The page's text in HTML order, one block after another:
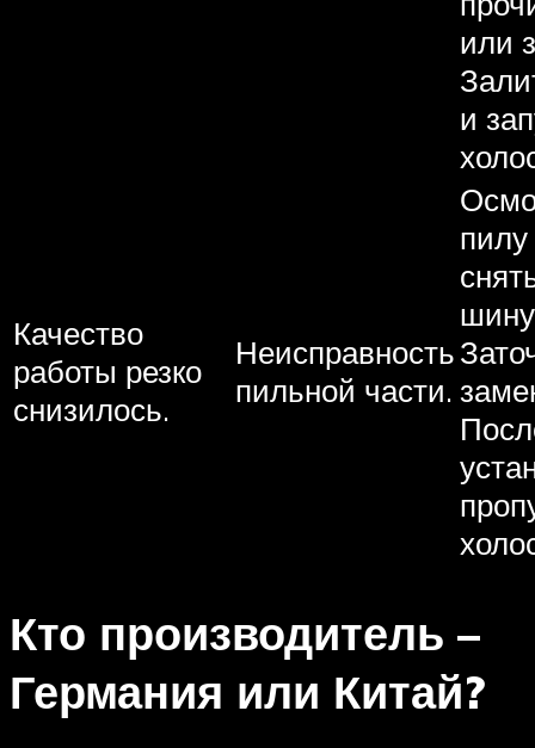
или
и
Качество
работы резко
снизилось.
Неисправность
пильной части.
Кто производитель –
Германия или Китай?